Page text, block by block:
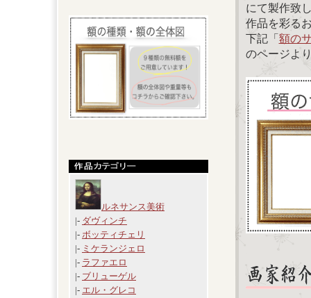
ルネサンス美術
|- ダヴィンチ
|- ボッティチェリ
|- ミケランジェロ
|- ラファエロ
|- ブリューゲル
|- エル・グレコ
にて製作致
作品を彩る
下記「額の
のページよ